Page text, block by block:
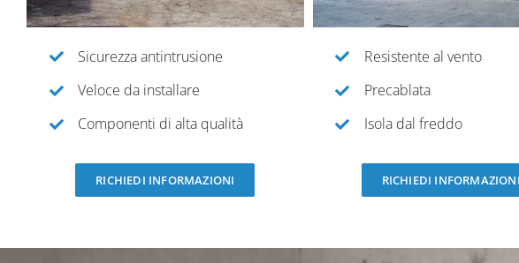
Sicurezza antintrusione
Veloce da installare
Componenti di alta qualità
RICHIEDI INFORMAZIONI
Resistente al vento
Precablata
Isola dal freddo
RICHIEDI INFORMAZIONI